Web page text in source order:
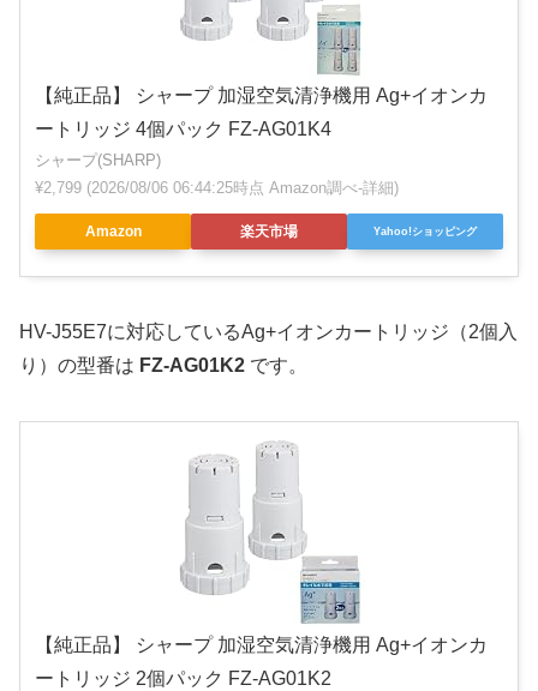
【純正品】 シャープ 加湿空気清浄機用 Ag+イオンカ
ートリッジ 4個パック FZ-AG01K4
シャープ(SHARP)
¥2,799 (2026/08/06 06:44:25時点 Amazon調べ-詳細)
Amazon 楽天市場 Yahoo!ショッピング
HV-J55E7に対応しているAg+イオンカートリッジ（2個入
り）の型番は FZ-AG01K2 です。
【純正品】 シャープ 加湿空気清浄機用 Ag+イオンカ
ートリッジ 2個パック FZ-AG01K2